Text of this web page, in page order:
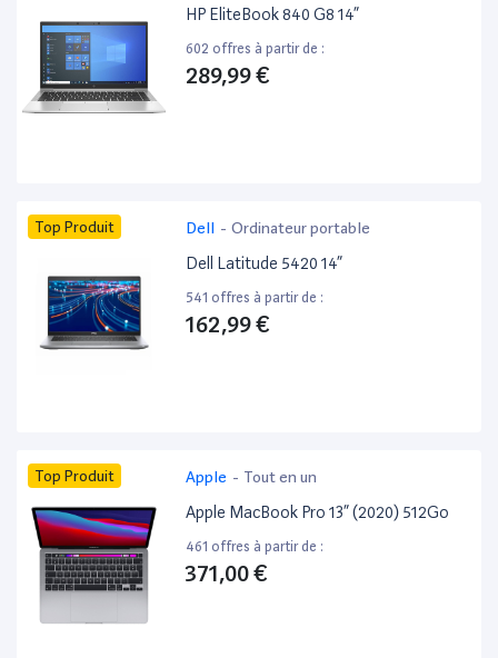
HP EliteBook 840 G8 14”
602 offres à partir de :
289,99 €
Top Produit Dell - Ordinateur portable
Dell Latitude 5420 14”
541 offres à partir de :
162,99 €
Top Produit Apple - Tout en un
Apple MacBook Pro 13” (2020) 512Go
461 offres à partir de :
371,00 €